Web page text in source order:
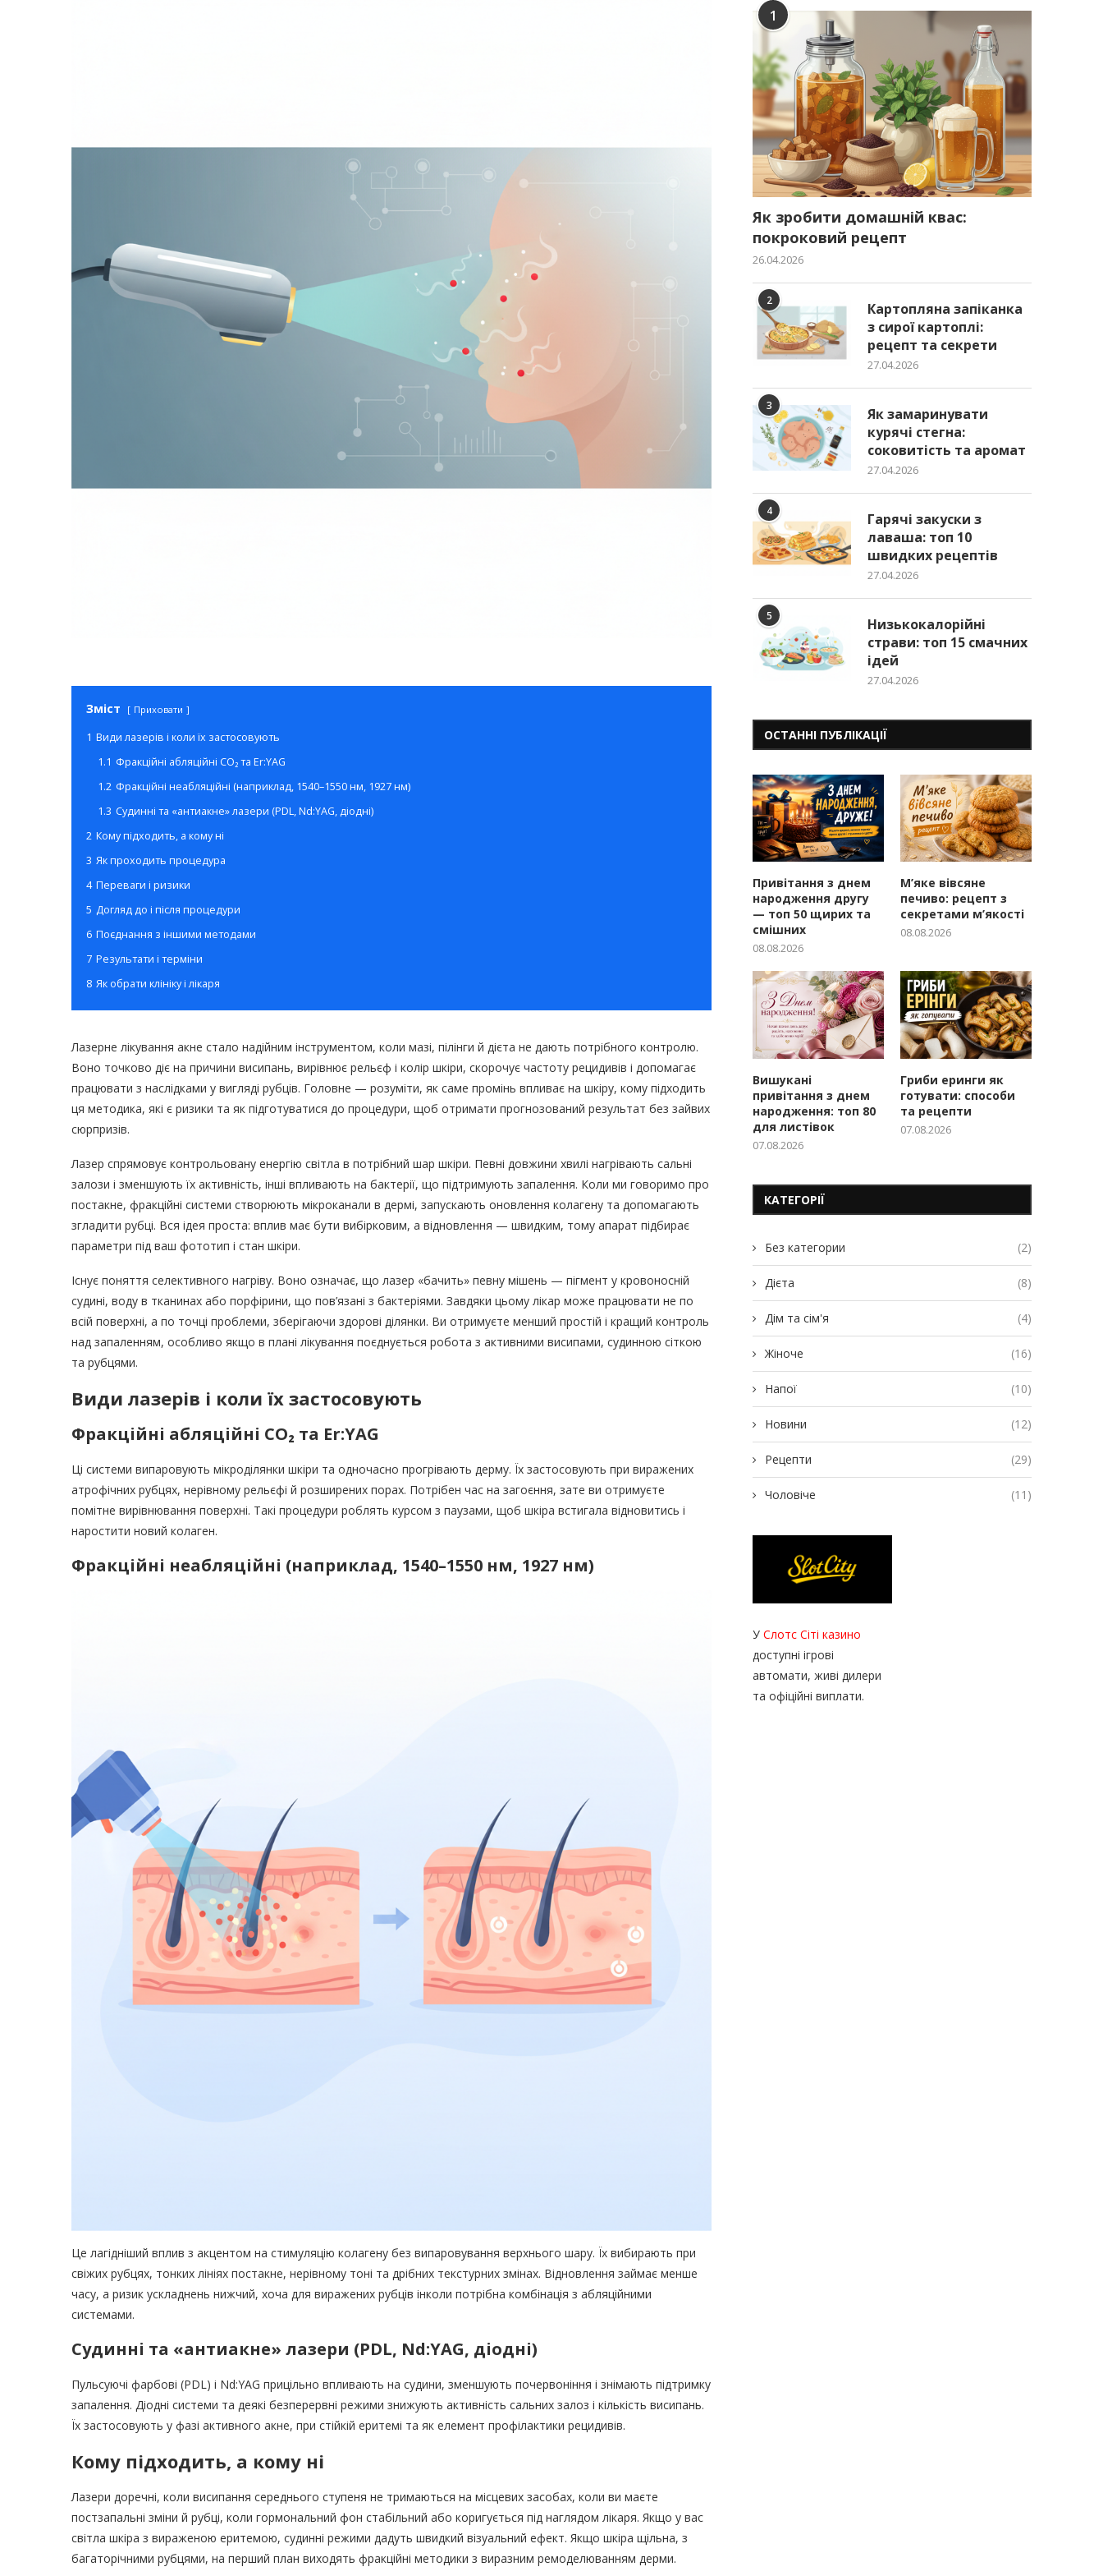
Зміст Приховати
1 Види лазерів і коли їх застосовують
1.1 Фракційні абляційні CO₂ та Er:YAG
1.2 Фракційні неабляційні (наприклад, 1540–1550 нм, 1927 нм)
1.3 Судинні та «антиакне» лазери (PDL, Nd:YAG, діодні)
2 Кому підходить, а кому ні
3 Як проходить процедура
4 Переваги і ризики
5 Догляд до і після процедури
6 Поєднання з іншими методами
7 Результати і терміни
8 Як обрати клініку і лікаря
Лазерне лікування акне стало надійним інструментом, коли мазі, пілінги й дієта не дають потрібного контролю.
Воно точково діє на причини висипань, вирівнює рельєф і колір шкіри, скорочує частоту рецидивів і допомагає
працювати з наслідками у вигляді рубців. Головне — розуміти, як саме промінь впливає на шкіру, кому підходить
ця методика, які є ризики та як підготуватися до процедури, щоб отримати прогнозований результат без зайвих
сюрпризів.
Лазер спрямовує контрольовану енергію світла в потрібний шар шкіри. Певні довжини хвилі нагрівають сальні
залози і зменшують їх активність, інші впливають на бактерії, що підтримують запалення. Коли ми говоримо про
постакне, фракційні системи створюють мікроканали в дермі, запускають оновлення колагену та допомагають
згладити рубці. Вся ідея проста: вплив має бути вибірковим, а відновлення — швидким, тому апарат підбирає
параметри під ваш фототип і стан шкіри.
Існує поняття селективного нагріву. Воно означає, що лазер «бачить» певну мішень — пігмент у кровоносній
судині, воду в тканинах або порфірини, що пов’язані з бактеріями. Завдяки цьому лікар може працювати не по
всій поверхні, а по точці проблеми, зберігаючи здорові ділянки. Ви отримуєте менший простій і кращий контроль
над запаленням, особливо якщо в плані лікування поєднується робота з активними висипами, судинною сіткою
та рубцями.
Види лазерів і коли їх застосовують
Фракційні абляційні CO₂ та Er:YAG
Ці системи випаровують мікроділянки шкіри та одночасно прогрівають дерму. Їх застосовують при виражених
атрофічних рубцях, нерівному рельєфі й розширених порах. Потрібен час на загоєння, зате ви отримуєте
помітне вирівнювання поверхні. Такі процедури роблять курсом з паузами, щоб шкіра встигала відновитись і
наростити новий колаген.
Фракційні неабляційні (наприклад, 1540–1550 нм, 1927 нм)
Це лагідніший вплив з акцентом на стимуляцію колагену без випаровування верхнього шару. Їх вибирають при
свіжих рубцях, тонких лініях постакне, нерівному тоні та дрібних текстурних змінах. Відновлення займає менше
часу, а ризик ускладнень нижчий, хоча для виражених рубців інколи потрібна комбінація з абляційними
системами.
Судинні та «антиакне» лазери (PDL, Nd:YAG, діодні)
Пульсуючі фарбові (PDL) і Nd:YAG прицільно впливають на судини, зменшують почервоніння і знімають підтримку
запалення. Діодні системи та деякі безперервні режими знижують активність сальних залоз і кількість висипань.
Їх застосовують у фазі активного акне, при стійкій еритемі та як елемент профілактики рецидивів.
Кому підходить, а кому ні
Лазери доречні, коли висипання середнього ступеня не тримаються на місцевих засобах, коли ви маєте
постзапальні зміни й рубці, коли гормональний фон стабільний або коригується під наглядом лікаря. Якщо у вас
світла шкіра з вираженою еритемою, судинні режими дадуть швидкий візуальний ефект. Якщо шкіра щільна, з
багаторічними рубцями, на перший план виходять фракційні методики з виразним ремоделюванням дерми.
1
Як зробити домашній квас:
покроковий рецепт
26.04.2026
2
Картопляна запіканка
з сирої картоплі:
рецепт та секрети
27.04.2026
3
Як замаринувати
курячі стегна:
соковитість та аромат
27.04.2026
4
Гарячі закуски з
лаваша: топ 10
швидких рецептів
27.04.2026
5
Низькокалорійні
страви: топ 15 смачних
ідей
27.04.2026
ОСТАННІ ПУБЛІКАЦІЇ
Привітання з днем
народження другу
— топ 50 щирих та
смішних
08.08.2026
М’яке вівсяне
печиво: рецепт з
секретами м’якості
08.08.2026
Вишукані
привітання з днем
народження: топ 80
для листівок
07.08.2026
Гриби еринги як
готувати: способи
та рецепти
07.08.2026
КАТЕГОРІЇ
Без категории (2)
Дієта (8)
Дім та сім'я (4)
Жіноче (16)
Напої (10)
Новини (12)
Рецепти (29)
Чоловіче (11)
У Слотс Сіті казино
доступні ігрові
автомати, живі дилери
та офіційні виплати.